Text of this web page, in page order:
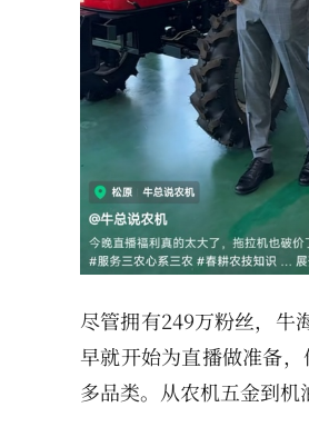
尽管拥有249万粉丝，牛
早就开始为直播做准备
多品类。从农机五金到机